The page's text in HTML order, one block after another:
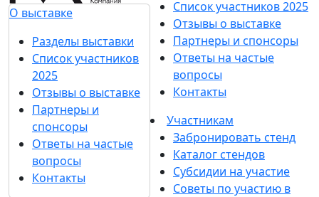
О выставке
Разделы выставки
Список участников
2025
Отзывы о выставке
Партнеры и
спонсоры
Ответы на частые
вопросы
Контакты
Список участников 2025
Отзывы о выставке
Партнеры и спонсоры
Ответы на частые
вопросы
Контакты
Участникам
Забронировать стенд
Каталог стендов
Субсидии на участие
Советы по участию в